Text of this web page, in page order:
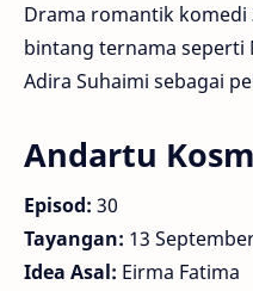
Drama romantik
bintang ternama seperti
Adira Suhaimi sebagai
Andartu
Episod: 30
Tayangan: 13
Idea Asal: Eirma Fatima